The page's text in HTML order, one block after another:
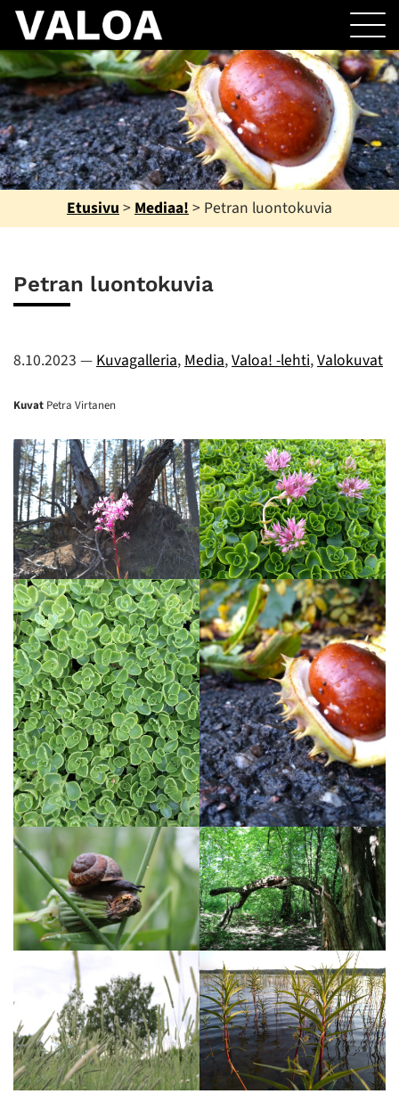
Etusivu > Mediaa! > Petran luontokuvia
Petran luontokuvia
8.10.2023 — Kuvagalleria, Media,Valoa! -lehti,Valokuvat
Kuvat Petra Virtanen